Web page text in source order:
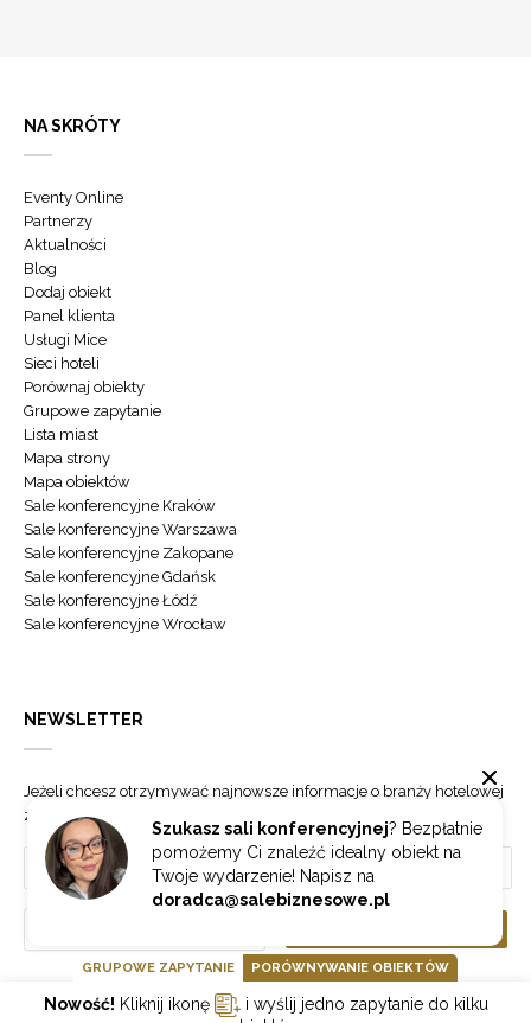
Szukasz sali konferencyjnej? Bezpłatnie
pomożemy Ci znaleźć idealny obiekt na
Twoje wydarzenie! Napisz na
doradca@salebiznesowe.pl
NA SKRÓTY
Eventy Online
Partnerzy
Aktualności
Blog
Dodaj obiekt
Panel klienta
Usługi Mice
Sieci hoteli
Porównaj obiekty
Grupowe zapytanie
Lista miast
Mapa strony
Mapa obiektów
Sale konferencyjne Kraków
Sale konferencyjne Warszawa
Sale konferencyjne Zakopane
Sale konferencyjne Gdańsk
Sale konferencyjne Łódź
Sale konferencyjne Wrocław
NEWSLETTER
Jeżeli chcesz otrzymywać najnowsze informacje o branży hotelowej
zapisz się do naszego newslettera.
GOONLINE.PL SPÓŁKA Z OGRANICZONĄ ODPOWIEDZIALNOŚCIĄ SP.K.
GRUPOWE ZAPYTANIE PORÓWNYWANIE OBIEKTÓW
Nowość! Kliknij ikonę
i wyślij jedno zapytanie do kilku